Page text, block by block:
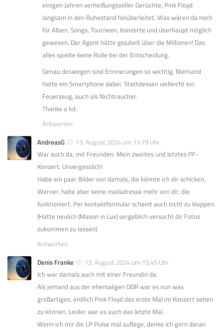
einigen Jahren verheißungsvoller Gerüchte, Pink Floyd
langsam in den Ruhestand hinüberleitet. Was wären da noch
für Alben, Songs, Tourneen, Konzerte und überhaupt möglich
gewesen. Der Agent hätte gejubelt über die Millionen! Das
alles spielte keine Rolle bei der Entscheidung.
Genau deswegen sind Erinnerungen so wichtig. Niemand
hatte ein Smartphone dabei. Stattdessen vielleicht ein
Feuerzeug, auch als Nichtraucher.
Thanks a lot.
Antworten
AndreasG
13. August 2024 um 13:19 Uhr
War auch da, mit Freunden. Mein zweites und letztes PF-
Konzert. Unvergesslich!
Habe ein paar Bilder von damals, die könnte ich dir schicken,
Werner, habe aber keine mailadresse mehr von dir, die
funktioniert. Per kontaktformular scheint auch nicht zu klappen.
(Hatte neulich (Mason in Lux) vergeblich versucht dir Fotos
zukommen zu lassen)
Antworten
Denis Franke
13. August 2024 um 15:45 Uhr
Ich war damals auch mit einer Freundin da.
Als jemand aus der ehemaligen DDR war es nun was
großartiges, endlich Pink Floyd das erste Mal im Konzert sehen
zu können. Leider war es auch das letzte Mal.
Wenn ich mir die LP Pulse mal auflege, denke ich gern daran